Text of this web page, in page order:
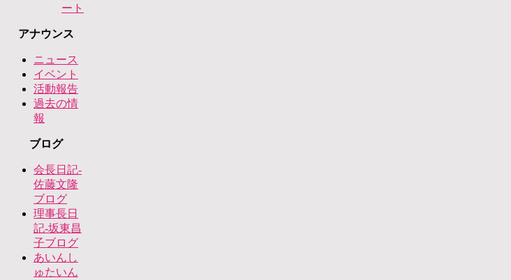
ート
アナウンス
ニュース
イベント
活動報告
過去の情
報
ブログ
会長日記-
佐藤文隆
ブログ
理事長日
記-坂東昌
子ブログ
あいんし
ゅたいん